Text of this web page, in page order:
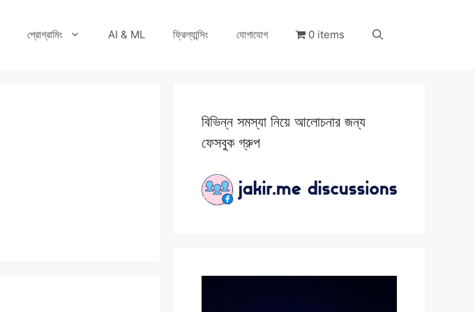
প্রোগ্রামিং AI & ML ফ্রিল্যান্সিং যোগাযোগ 0 items
বিভিন্ন সমস্যা নিয়ে আলোচনার জন্য
ফেসবুক গ্রুপ